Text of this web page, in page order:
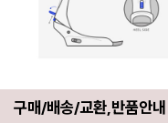
구매/배송/교환,반품안내